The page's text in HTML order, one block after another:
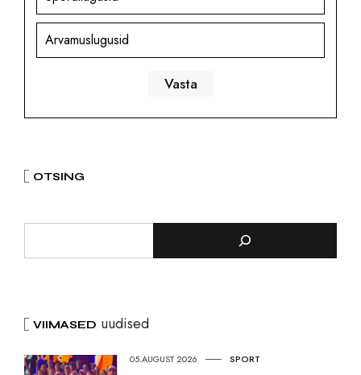
Arvamuslugusid
OTSING
VIIMASED uudised
05.AUGUST 2026 SPORT